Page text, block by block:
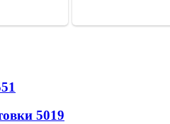
5019